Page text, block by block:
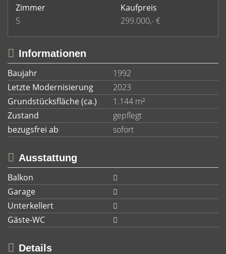
Zimmer
5
Kaufpreis
299.000,- €
Informationen
Baujahr
1992
Letzte Modernisierung
2023
Grundstücksfläche (ca.)
1.144 m²
Zustand
gepflegt
bezugsfrei ab
sofort
Ausstattung
Balkon
Garage
Unterkellert
Gäste-WC
Details